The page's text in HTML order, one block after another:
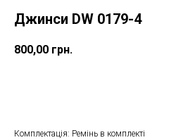
Джинси DW 0179-4
800,00 грн.
Комплектація: Ремінь в комплекті